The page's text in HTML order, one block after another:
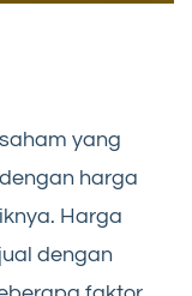
yang
harga
Harga
dengan